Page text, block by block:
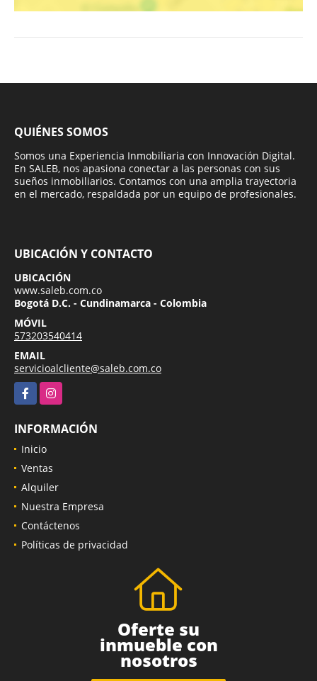
QUIÉNES SOMOS
Somos una Experiencia Inmobiliaria con Innovación Digital.
En SALEB, nos apasiona conectar a las personas con sus
sueños inmobiliarios. Contamos con una amplia trayectoria
en el mercado, respaldada por un equipo de profesionales.
UBICACIÓN Y CONTACTO
UBICACIÓN
www.saleb.com.co
Bogotá D.C. - Cundinamarca - Colombia
MÓVIL
573203540414
EMAIL
servicioalcliente@saleb.com.co
FacebookInstagram
INFORMACIÓN
Inicio
Ventas
Alquiler
Nuestra Empresa
Contáctenos
Políticas de privacidad
Oferte su
inmueble con
nosotros